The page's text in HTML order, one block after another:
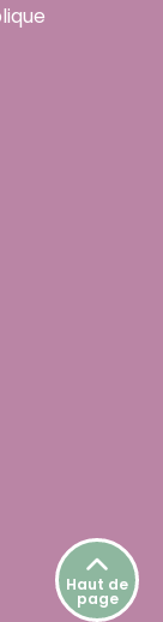
Haut de
page